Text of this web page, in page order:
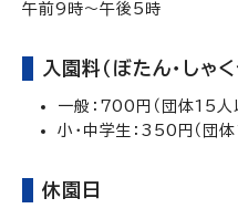
午前9時～午後5時
入園料（ぼたん・しゃ
一般：700円（団体15人
小・中学生：350円（団
休園日